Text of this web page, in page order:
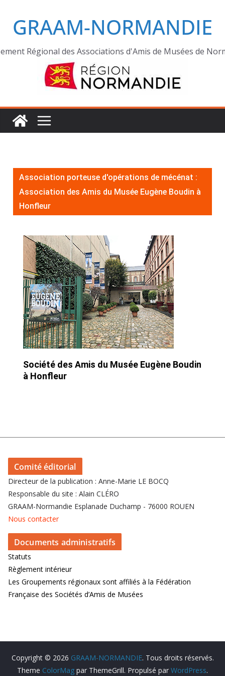
GRAAM-NORMANDIE
Régional des Associations d'Amis de Musées de
Association porteuse d'opérations de mécénat :
Association des Amis du Musée Eugène Boudin à
Honfleur
Société des Amis du Musée Eugène Boudin
à Honfleur
Comité éditorial
Directeur de la publication : Anne-Marie LE BOCQ
Responsable du site : Alain CLÉRO
GRAAM-Normandie Esplanade Duchamp - 76000 ROUEN
Nous contacter
Documents administratifs
Statuts
Règlement intérieur
Les Groupements régionaux sont affiliés à la Fédération
Française des Sociétés d’Amis de Musées
Copyright © 2026 GRAAM-NORMANDIE. Tous droits réservés.
Theme ColorMag par ThemeGrill. Propulsé par WordPress.